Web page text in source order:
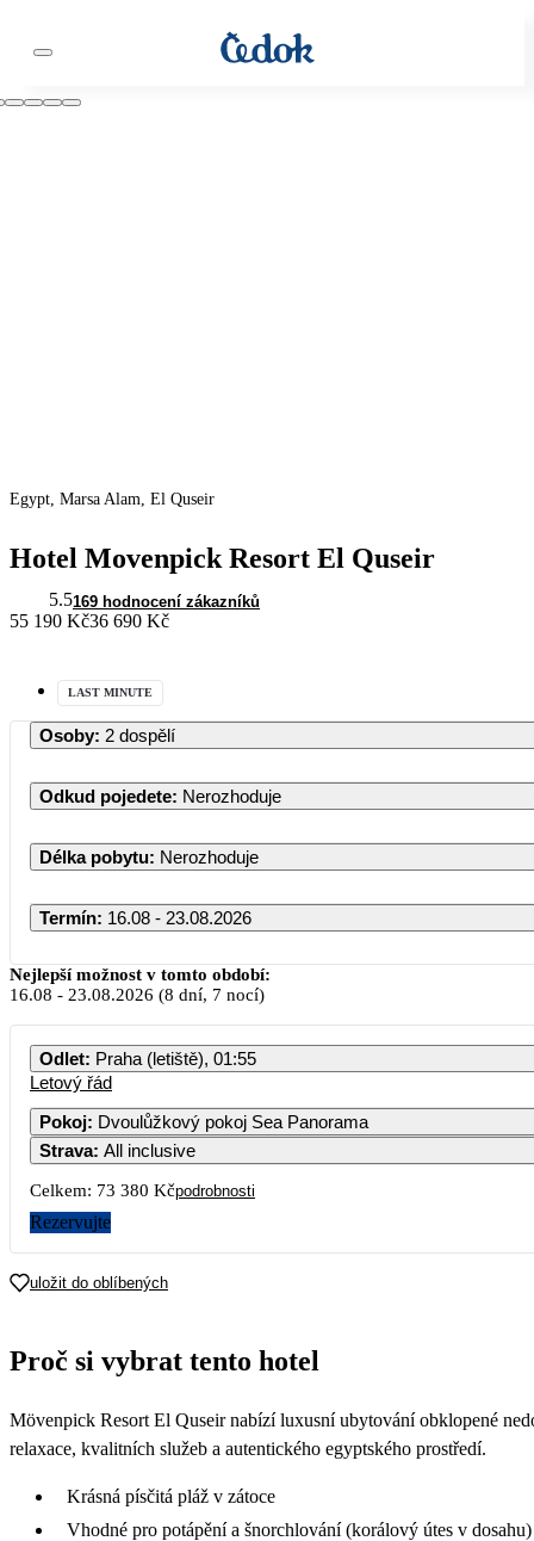
Egypt, Marsa Alam, El Quseir
Hotel Movenpick Resort El Quseir
5.5169 hodnocení zákazníků
55 190 Kč36 690 Kč
LAST MINUTE
Osoby: 2 dospělí
Odkud pojedete: Nerozhoduje
Délka pobytu: Nerozhoduje
Termín: 16.08 - 23.08.2026
Nejlepší možnost v tomto období:
16.08 - 23.08.2026 (8 dní, 7 nocí)
Odlet: Praha (letiště), 01:55
Letový řád
Pokoj: Dvoulůžkový pokoj Sea Panorama
Strava: All inclusive
Celkem: 73 380 Kčpodrobnosti
Rezervujte
uložit do oblíbených
Proč si vybrat tento hotel
Mövenpick Resort El Quseir nabízí luxusní ubytování obklopené
relaxace, kvalitních služeb a autentického egyptského prostředí.
Krásná písčitá pláž v zátoce
Vhodné pro potápění a šnorchlování (korálový útes v dosahu)